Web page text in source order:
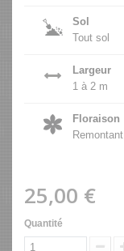
Sol
Tout sol
Largeur
1 à 2 m
Floraison
Remontant
25,00 €
Quantité